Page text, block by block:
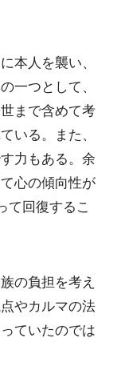
本人を襲い、
一つとして、
まで含めて考
いる。また、
力もある。余
心の傾向性が
て回復するこ
の負担を考え
やカルマの法
ていたのでは